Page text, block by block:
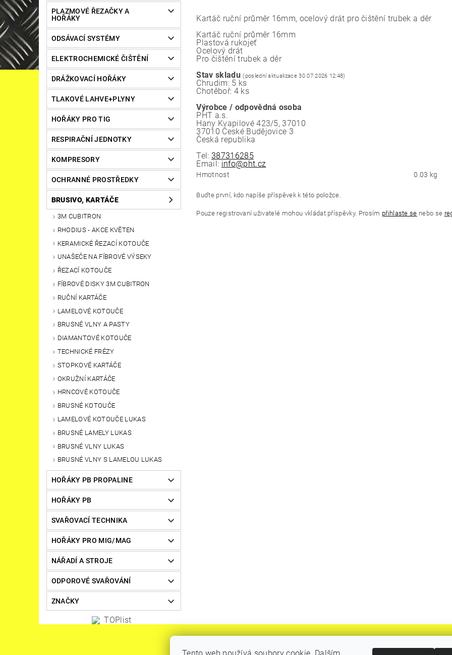
PLAZMOVÉ ŘEZAČKY A
HOŘÁKY
ODSÁVACÍ SYSTÉMY
ELEKTROCHEMICKÉ ČIŠTĚNÍ
DRÁŽKOVACÍ HOŘÁKY
TLAKOVÉ LAHVE+PLYNY
HOŘÁKY PRO TIG
RESPIRAČNÍ JEDNOTKY
KOMPRESORY
OCHRANNÉ PROSTŘEDKY
BRUSIVO, KARTÁČE
3M CUBITRON
RHODIUS - AKCE KVĚTEN
KERAMICKÉ ŘEZACÍ KOTOUČE
UNAŠEČE NA FÍBROVÉ VÝSEKY
ŘEZACÍ KOTOUČE
FÍBROVÉ DISKY 3M CUBITRON
RUČNÍ KARTÁČE
LAMELOVÉ KOTOUČE
BRUSNÉ VLNY A PASTY
DIAMANTOVÉ KOTOUČE
TECHNICKÉ FRÉZY
STOPKOVÉ KARTÁČE
OKRUŽNÍ KARTÁČE
HRNCOVÉ KOTOUČE
BRUSNÉ KOTOUČE
LAMELOVÉ KOTOUČE LUKAS
BRUSNÉ LAMELY LUKAS
BRUSNÉ VLNY LUKAS
BRUSNÉ VLNY S LAMELOU LUKAS
HOŘÁKY PB PROPALINE
HOŘÁKY PB
SVAŘOVACÍ TECHNIKA
HOŘÁKY PRO MIG/MAG
NÁŘADÍ A STROJE
ODPOROVÉ SVAŘOVÁNÍ
ZNAČKY
Kartáč ruční průměr 16mm, ocelový drát pro čištění trubek a děr
Kartáč ruční průměr 16mm
Plastová rukojeť
Ocelový drát
Pro čištění trubek a děr
Stav skladu (poslední aktualizace 30.07.2026 12:48)
Chrudim: 5 ks
Chotěboř: 4 ks
Výrobce / odpovědná osoba
PHT a.s.
Hany Kvapilové 423/5, 37010
37010 České Budějovice 3
Česká republika
Tel:387316285
Email: info@pht.cz
Hmotnost 0.03 kg
Buďte první, kdo napíše příspěvek k této položce.
Pouze registrovaní uživatelé mohou vkládat příspěvky. Prosím přihlaste se nebo se